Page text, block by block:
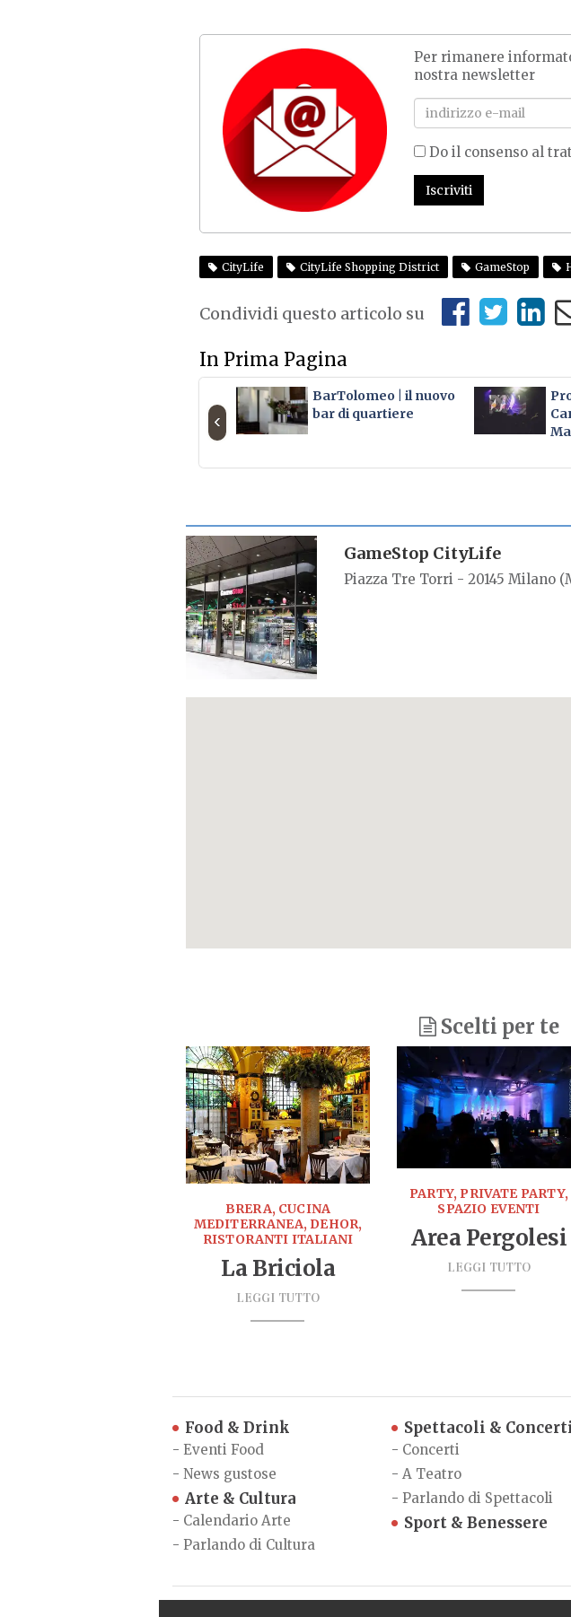
Per rimanere
nostra newsletter
Do il consenso al
Iscriviti
CityLife CityLife Shopping District GameStop
Condividi questo articolo su
In Prima Pagina
BarTolomeo | il nuovo
bar di quartiere
‹
GameStop CityLife
Piazza Tre Torri - 20145 Milano
Scelti per te
BRERA, CUCINA
MEDITERRANEA, DEHOR,
RISTORANTI ITALIANI
La Briciola
LEGGI TUTTO
PARTY, PRIVATE PARTY,
SPAZIO EVENTI
Area Pergolesi
LEGGI TUTTO
Food & Drink
- Eventi Food
- News gustose
Arte & Cultura
- Calendario Arte
- Parlando di Cultura
Spettacoli &
- Concerti
- A Teatro
- Parlando di Spettacoli
Sport & Benessere